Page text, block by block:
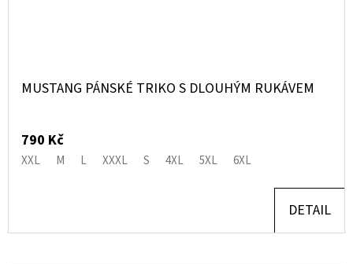
MUSTANG PÁNSKÉ TRIKO S DLOUHÝM RUKÁVEM
790 Kč
XXL M L XXXL S 4XL 5XL 6XL
DETAIL